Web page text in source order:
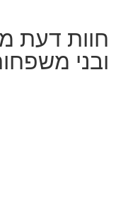
חוות דעת
ובני